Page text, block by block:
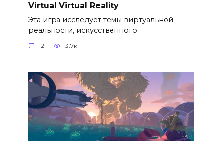
Virtual Virtual Reality
Эта игра исследует темы виртуальной
реальности, искусственного
12 3.7к.